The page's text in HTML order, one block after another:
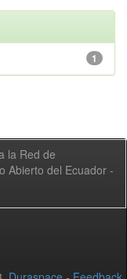
1
la Red de
Abierto del Ecuador -